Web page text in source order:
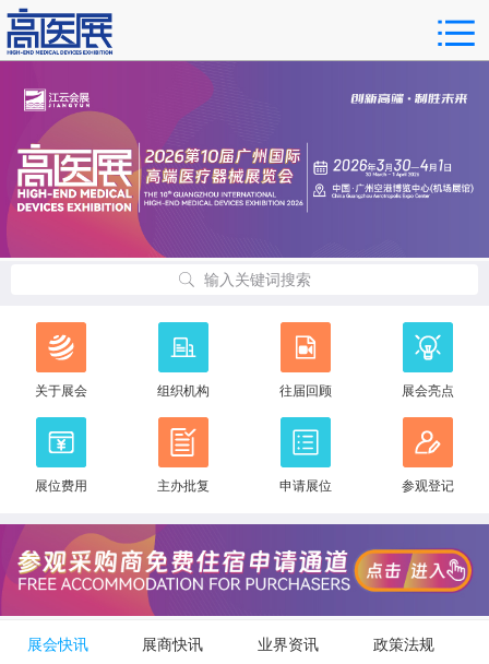
输入关键词搜索
关于展会 组织机构 往届回顾 展会亮点
展位费用 主办批复 申请展位 参观登记
展会快讯 展商快讯 业界资讯 政策法规